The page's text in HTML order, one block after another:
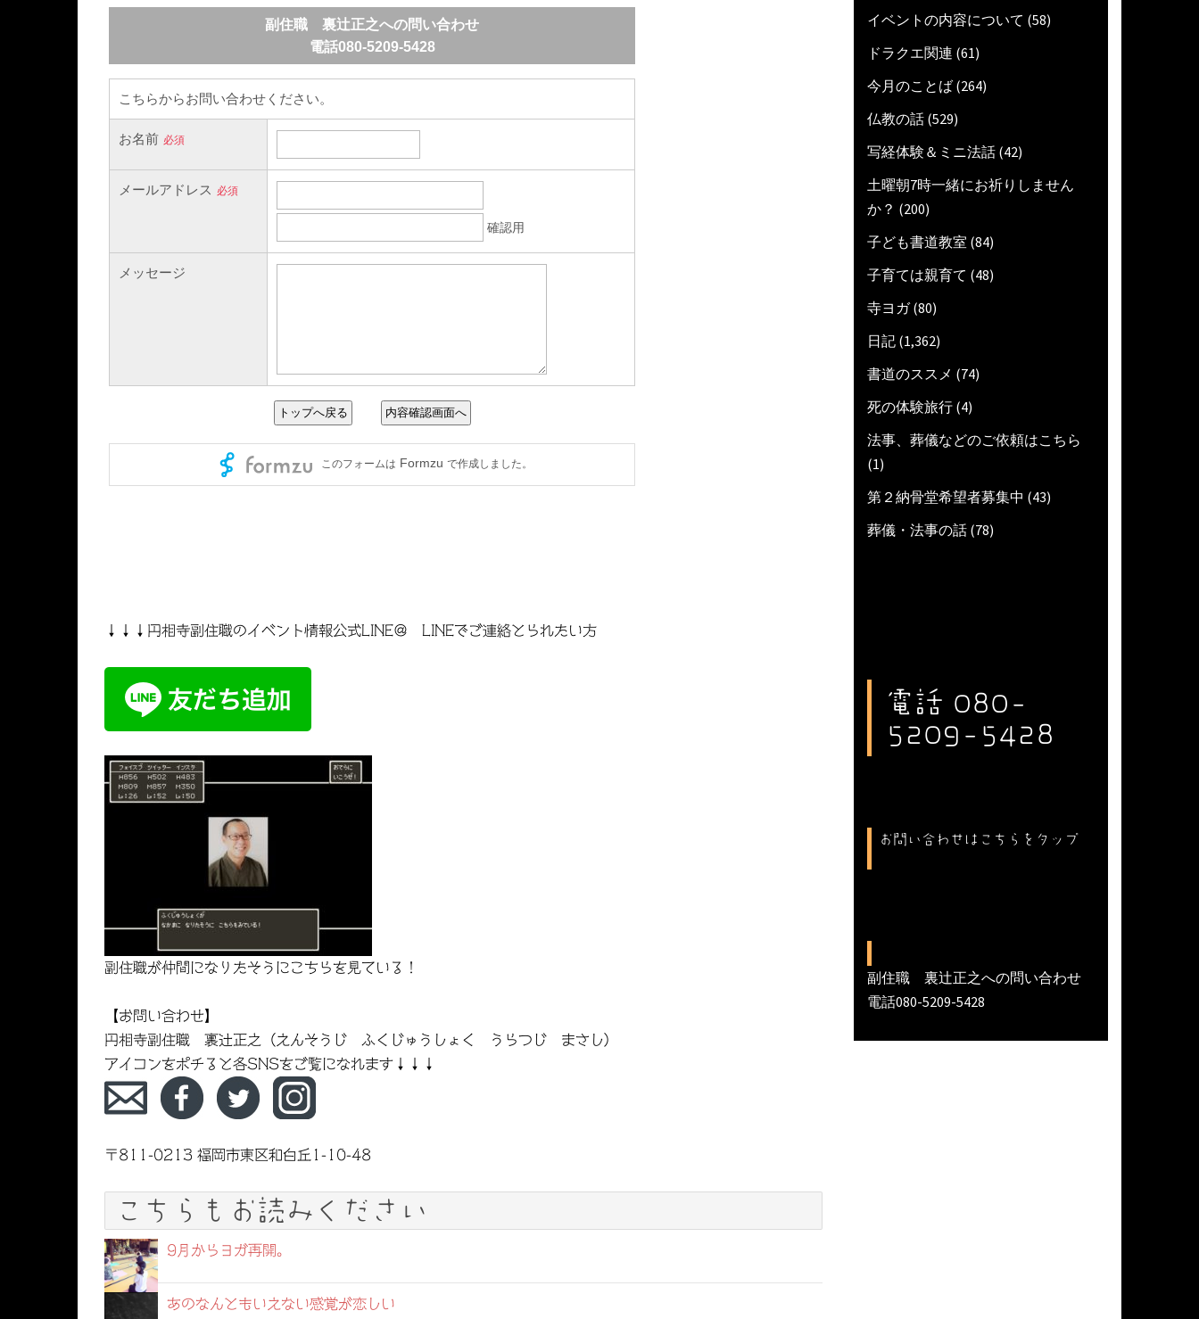
↓↓↓円相寺副住職のイベント情報公式LINE＠ LINEでご連絡とられたい方
副住職が仲間になりたそうにこちらを見ている！
【お問い合わせ】
円相寺副住職 裏辻正之（えんそうじ ふくじゅうしょく うらつじ まさし）
アイコンをポチると各SNSをご覧になれます↓↓↓
〒811-0213 福岡市東区和白丘1-10-48
こちらもお読みください
9月からヨガ再開。
あのなんともいえない感覚が恋しい
イベントの内容について (58)
ドラクエ関連 (61)
今月のことば (264)
仏教の話 (529)
写経体験＆ミニ法話 (42)
土曜朝7時一緒にお祈りしません
か？ (200)
子ども書道教室 (84)
子育ては親育て (48)
寺ヨガ(80)
日記 (1,362)
書道のススメ (74)
死の体験旅行 (4)
法事、葬儀などのご依頼はこちら
(1)
第２納骨堂希望者募集中 (43)
葬儀・法事の話 (78)
電話 080-
5209-5428
お問い合わせはこちらをタップ
副住職 裏辻正之への問い合わせ
電話080-5209-5428